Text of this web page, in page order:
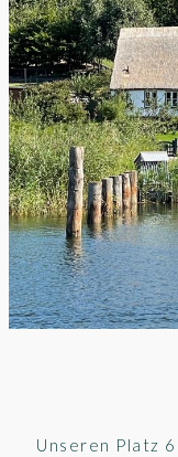
Unseren Platz